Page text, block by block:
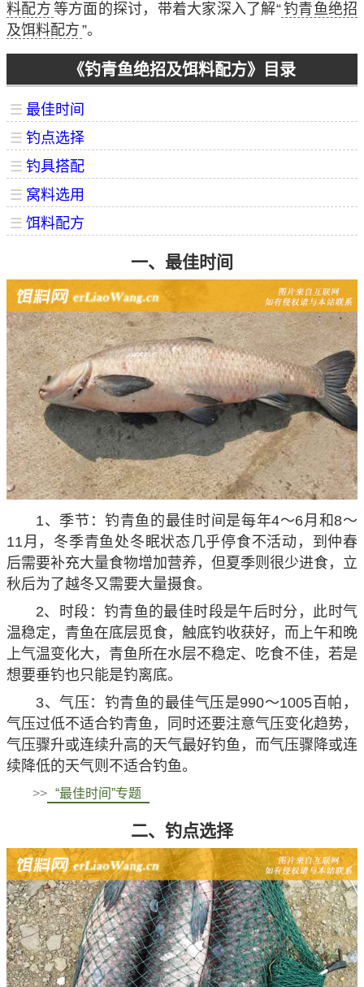
料配方 等方面的探讨，带着大家深入了解“钓青鱼绝招
及饵料配方 ”。
《钓青鱼绝招及饵料配方》目录
☰ 最佳时间
☰ 钓点选择
☰ 钓具搭配
☰ 窝料选用
☰ 饵料配方
一、最佳时间
1、季节：钓青鱼的最佳时间是每年4～6月和8～
11月，冬季青鱼处冬眠状态几乎停食不活动，到仲春
后需要补充大量食物增加营养，但夏季则很少进食，立
秋后为了越冬又需要大量摄食。
2、时段：钓青鱼的最佳时段是午后时分，此时气
温稳定，青鱼在底层觅食，触底钓收获好，而上午和晚
上气温变化大，青鱼所在水层不稳定、吃食不佳，若是
想要垂钓也只能是钓离底。
3、气压：钓青鱼的最佳气压是990～1005百帕，
气压过低不适合钓青鱼，同时还要注意气压变化趋势，
气压骤升或连续升高的天气最好钓鱼，而气压骤降或连
续降低的天气则不适合钓鱼。
>> “最佳时间”专题
二、钓点选择